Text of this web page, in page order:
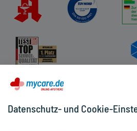
Datenschutz- und Cookie-